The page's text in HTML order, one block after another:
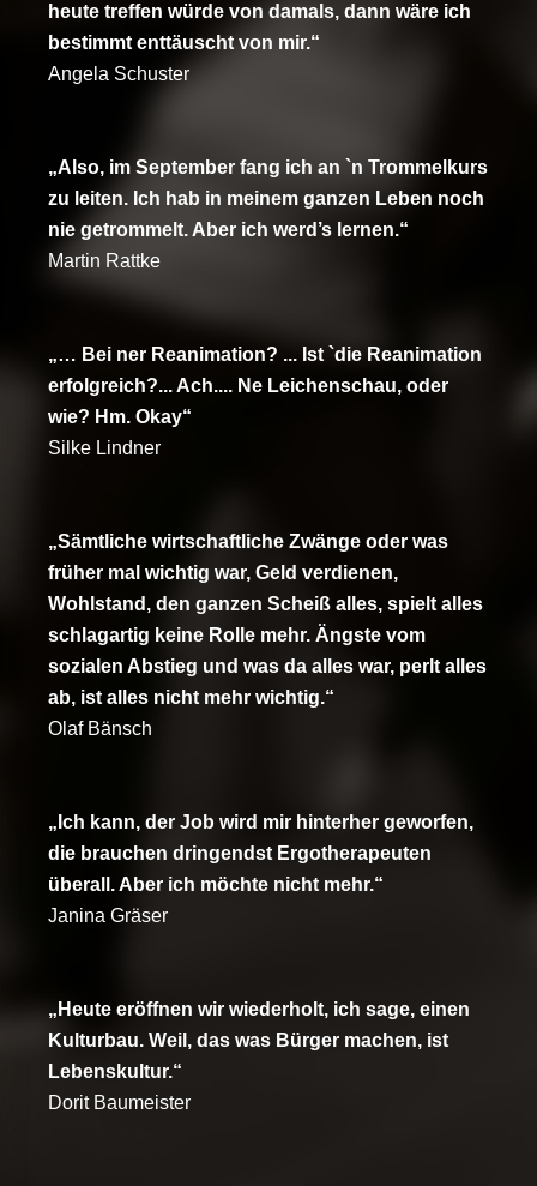
heute treffen würde von damals, dann wäre ich
bestimmt enttäuscht von mir.“
Angela Schuster
„Also, im September fang ich an `n Trommelkurs
zu leiten. Ich hab in meinem ganzen Leben noch
nie getrommelt. Aber ich werd’s lernen.“
Martin Rattke
„… Bei ner Reanimation? ... Ist `die Reanimation
erfolgreich?... Ach.... Ne Leichenschau, oder
wie? Hm. Okay“
Silke Lindner
„Sämtliche wirtschaftliche Zwänge oder was
früher mal wichtig war, Geld verdienen,
Wohlstand, den ganzen Scheiß alles, spielt alles
schlagartig keine Rolle mehr. Ängste vom
sozialen Abstieg und was da alles war, perlt alles
ab, ist alles nicht mehr wichtig.“
Olaf Bänsch
„Ich kann, der Job wird mir hinterher geworfen,
die brauchen dringendst Ergotherapeuten
überall. Aber ich möchte nicht mehr.“
Janina Gräser
„Heute eröffnen wir wiederholt, ich sage, einen
Kulturbau. Weil, das was Bürger machen, ist
Lebenskultur.“
Dorit Baumeister